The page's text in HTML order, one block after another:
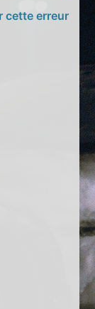
cette erreur